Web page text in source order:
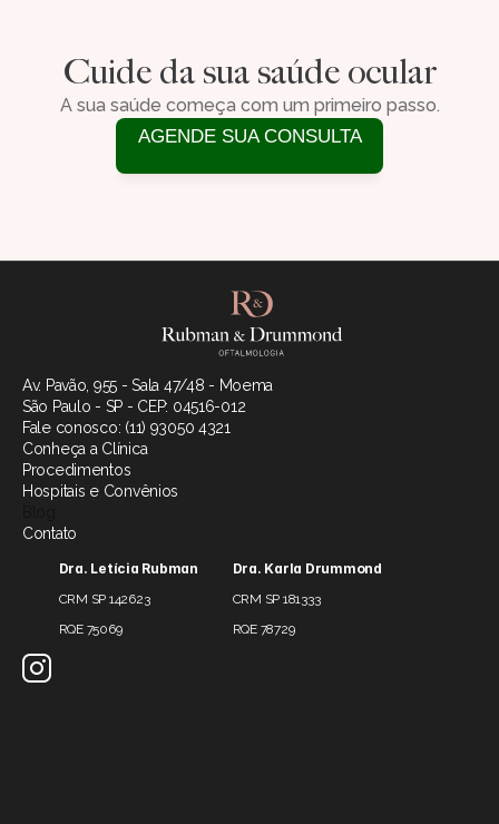
Cuide da sua saúde ocular
A sua saúde começa com um primeiro passo.
AGENDE SUA CONSULTA
Av. Pavão, 955 - Sala 47/48 - Moema
São Paulo - SP - CEP: 04516-012
Fale conosco: (11) 93050 4321
Conheça a Clínica
Procedimentos
Hospitais e Convênios
Contato
Dra. Letícia Rubman
CRM SP 142623
RQE 75069
Dra. Karla Drummond
CRM SP 181333
RQE 78729